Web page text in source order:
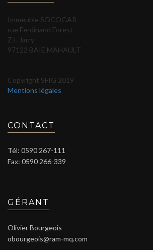
Immeuble SOCOGAR
rue Ferdinand Forest
Z.I. Jarry
97122 BAIE MAHAULT
Copyright SFIG 2019
Mentions légales
CONTACT
Tél: 0590 267-111
Fax: 0590 266-339
GÉRANT
Olivier Bourgeois
obourgeois@ram-mq.com